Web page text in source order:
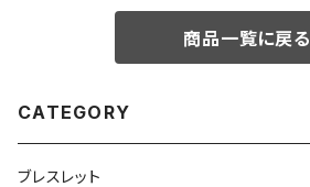
商品一覧に戻る
CATEGORY
ブレスレット